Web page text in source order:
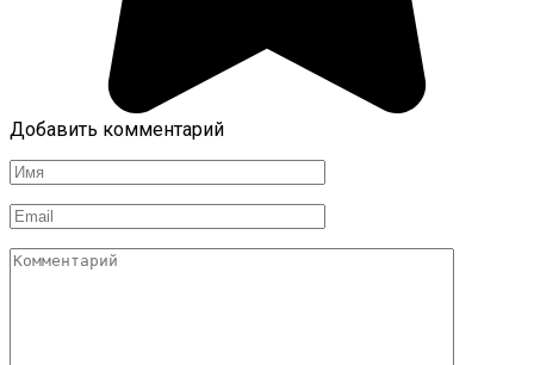
Добавить комментарий
Имя
Email
Комментарий